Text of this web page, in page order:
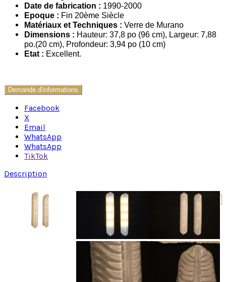
Date de fabrication : 1990-2000
Epoque : Fin 20ème Siècle
Matériaux et Techniques : Verre de Murano
Dimensions : Hauteur: 37,8 po (96 cm), Largeur: 7,88
po.(20 cm), Profondeur: 3,94 po (10 cm)
Etat : Excellent.
Demande d'informations
Facebook
X
Email
WhatsApp
WhatsApp
TikTok
Description